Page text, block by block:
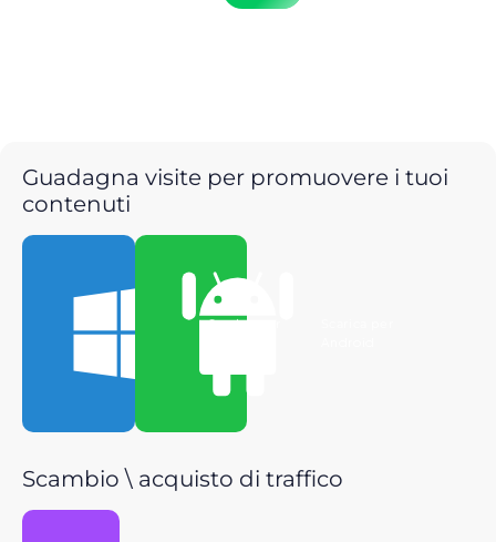
Guadagna visite per promuovere i tuoi
contenuti
Scarica per
Scambio \ acquisto di traffico